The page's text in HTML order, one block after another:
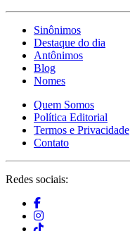
Sinônimos
Destaque do dia
Antônimos
Blog
Nomes
Quem Somos
Política Editorial
Termos e Privacidade
Contato
Redes sociais: